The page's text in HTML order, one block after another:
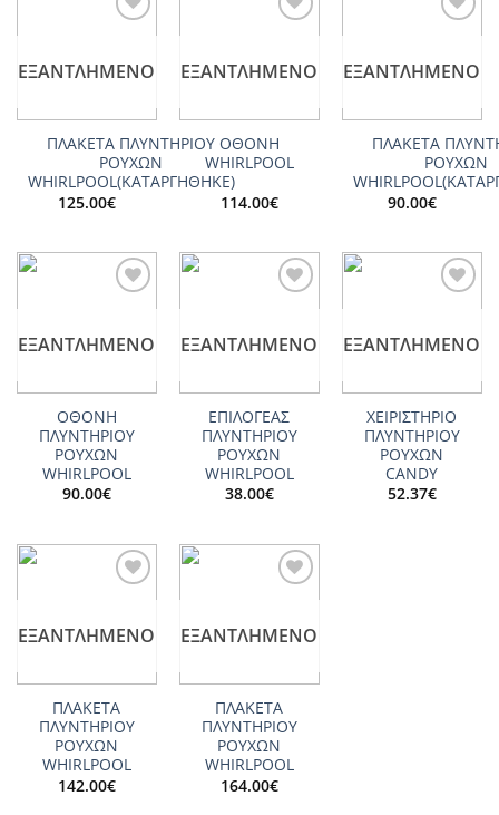
ΕΞΑΝΤΛΗΜΈΝΟ
ΠΛΑΚΕΤΑ ΠΛΥΝΤΗΡΙΟΥ
ΡΟΥΧΩΝ
WHIRLPOOL(ΚΑΤΑΡΓΗΘΗΚΕ)
125.00€
ΕΞΑΝΤΛΗΜΈΝΟ
ΟΘΟΝΗ
WHIRLPOOL
114.00€
ΕΞΑΝΤΛΗΜΈΝΟ
ΠΛΑΚΕΤΑ
ΡΟΥΧΩΝ
90.00€
ΕΞΑΝΤΛΗΜΈΝΟ
ΟΘΟΝΗ
ΠΛΥΝΤΗΡΙΟΥ
ΡΟΥΧΩΝ
WHIRLPOOL
90.00€
ΕΞΑΝΤΛΗΜΈΝΟ
ΕΠΙΛΟΓΕΑΣ
ΠΛΥΝΤΗΡΙΟΥ
ΡΟΥΧΩΝ
WHIRLPOOL
38.00€
ΕΞΑΝΤΛΗΜΈΝΟ
ΧΕΙΡΙΣΤΗΡΙΟ
ΠΛΥΝΤΗΡΙΟΥ
ΡΟΥΧΩΝ
CANDY
52.37€
ΕΞΑΝΤΛΗΜΈΝΟ
ΠΛΑΚΕΤΑ
ΠΛΥΝΤΗΡΙΟΥ
ΡΟΥΧΩΝ
WHIRLPOOL
142.00€
ΕΞΑΝΤΛΗΜΈΝΟ
ΠΛΑΚΕΤΑ
ΠΛΥΝΤΗΡΙΟΥ
ΡΟΥΧΩΝ
WHIRLPOOL
164.00€